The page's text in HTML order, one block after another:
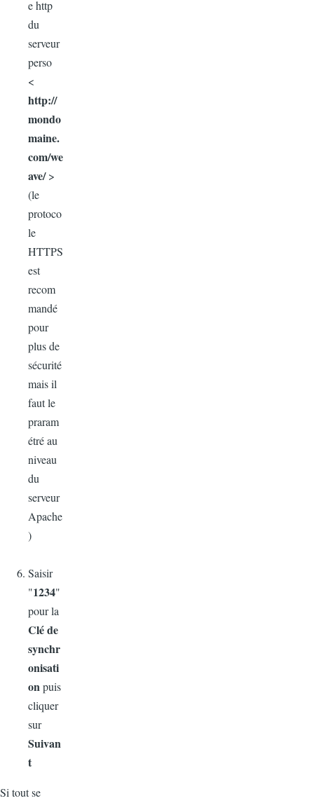
ehttp
du
serveur
perso
<
http://
mondo
maine.
com/we
ave/>
(le
protoco
le
HTTPS
est
recom
mandé
pour
plus de
sécurité
mais il
faut le
praram
étré au
niveau
du
serveur
Apache
)
Saisir
"1234"
pour la
Clé de
synchr
onisati
onpuis
cliquer
sur
Suivan
t
Si tout se